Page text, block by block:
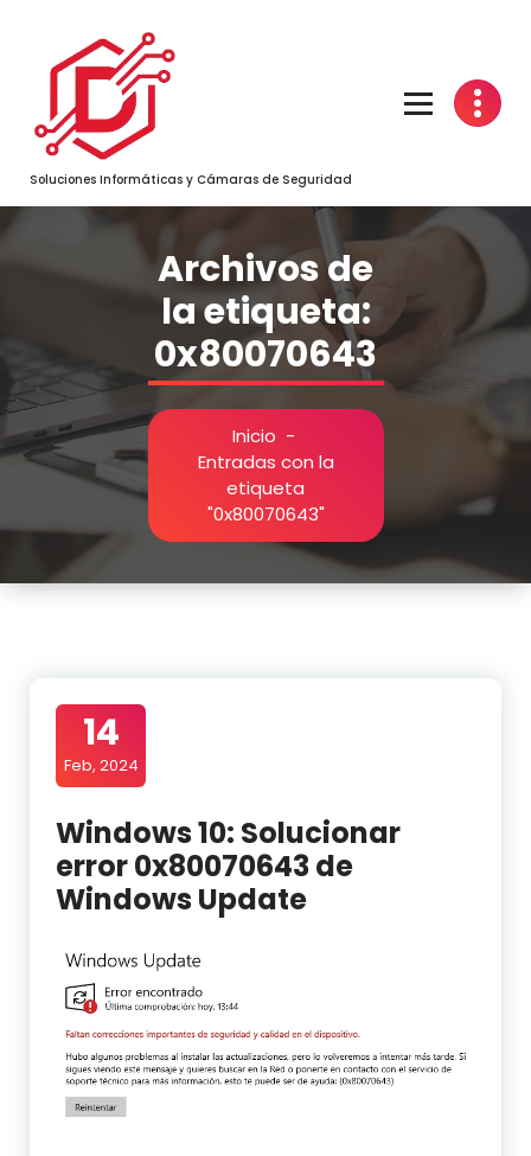
contenido
Soluciones Informáticas y Cámaras de Seguridad
Archivos de
la etiqueta:
0x80070643
Inicio -
Entradas con la
etiqueta
"0x80070643"
14
Feb, 2024
Windows 10: Solucionar
error 0x80070643 de
Windows Update